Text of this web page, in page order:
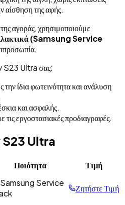
αίσθηση της αφής.
αγοράς, χρησιμοποιούμε
(Samsung Service
S23 Ultraσας:
ίδια φωτεινότητα και ανάλυση
και ασφαλής.
εργοστασιακές προδιαγραφές.
Ultra
Ποιότητα
Τιμή
Samsung Service
Ζητήστε Τιμή